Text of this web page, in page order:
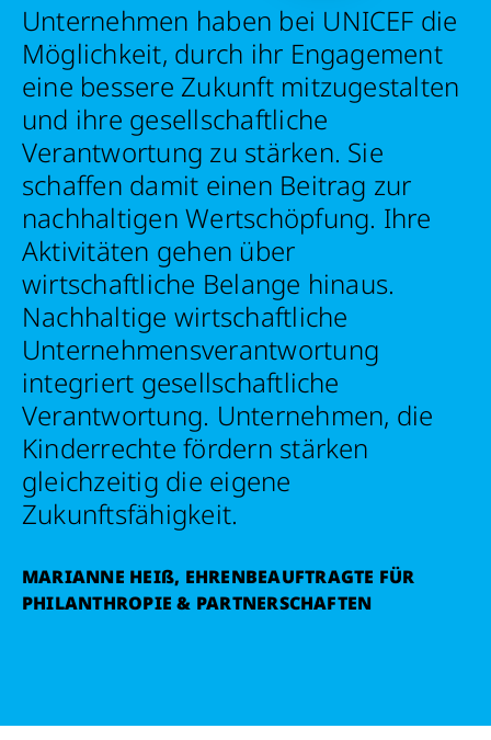
Unternehmen haben bei UNICEF die
Möglichkeit, durch ihr Engagement
eine bessere Zukunft mitzugestalten
und ihre gesellschaftliche
Verantwortung zu stärken. Sie
schaffen damit einen Beitrag zur
nachhaltigen Wertschöpfung. Ihre
Aktivitäten gehen über
wirtschaftliche Belange hinaus.
Nachhaltige wirtschaftliche
Unternehmensverantwortung
integriert gesellschaftliche
Verantwortung. Unternehmen, die
Kinderrechte fördern stärken
gleichzeitig die eigene
Zukunftsfähigkeit.
MARIANNE HEIß, EHRENBEAUFTRAGTE FÜR
PHILANTHROPIE & PARTNERSCHAFTEN
Retten Sie noch heute Leben
Schon 50 Cent am Tag können Großes
bewirken: z.B. monatlich 25.000 Liter
sauberes Trinkwasser zur Verfügung stellen.
Sauberes Trinkwasser bedeutet: weniger
Krankheit, mehr Kindheit, bessere Zukunft.
Jetzt Leben retten